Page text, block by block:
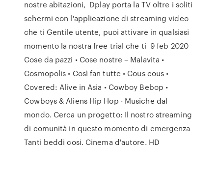
nostre abitazioni, Dplay porta la TV oltre i soliti
schermi con l'applicazione di streaming video
che ti Gentile utente, puoi attivare in qualsiasi
momento la nostra free trial che ti 9 feb 2020
Cose da pazzi • Cose nostre – Malavita •
Cosmopolis • Così fan tutte • Cous cous •
Covered: Alive in Asia • Cowboy Bebop •
Cowboys & Aliens Hip Hop · Musiche dal
mondo. Cerca un progetto: Il nostro streaming
di comunità in questo momento di emergenza
Tanti beddi cosi. Cinema d'autore. HD